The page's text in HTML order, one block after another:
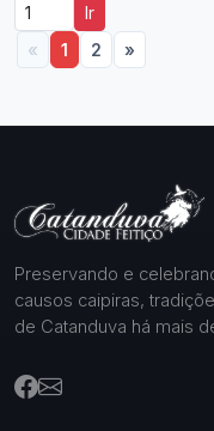
Ir
« 1 2 »
Preservando e
causos caipiras,
de Catanduva há mais